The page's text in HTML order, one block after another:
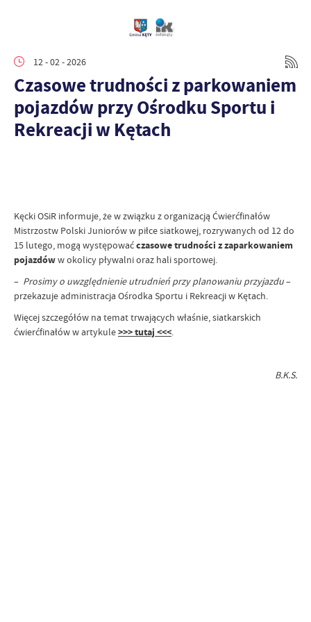
12 - 02 - 2026
Czasowe trudności z parkowaniem
pojazdów przy Ośrodku Sportu i
Rekreacji w Kętach
Kęcki OSiR informuje, że w związku z organizacją Ćwierćfinałów
Mistrzostw Polski Juniorów w piłce siatkowej, rozrywanych od 12 do
15 lutego, mogą występowaćczasowe trudności z zaparkowaniem
pojazdóww okolicy pływalni oraz hali sportowej.
– Prosimy o uwzględnienie utrudnień przy planowaniu przyjazdu–
przekazuje administracja Ośrodka Sportu i Rekreacji w Kętach.
Więcej szczegółów na temat trwających właśnie, siatkarskich
ćwierćfinałów w artykule>>> tutaj <<<.
B.K.S.